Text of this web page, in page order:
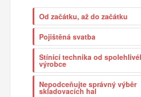
Od začátku, až do začátku
Pojištěná svatba
Stínící technika od
výrobce
Nepodceňujte správný výběr
skladovacích hal